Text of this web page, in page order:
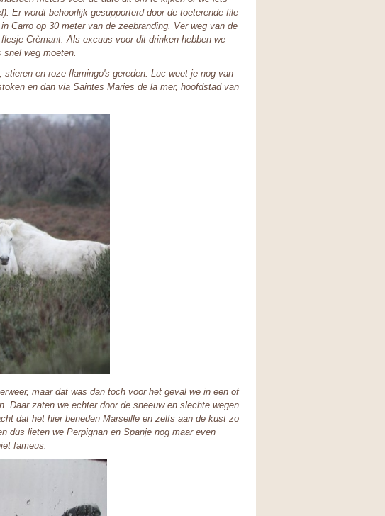
Er wordt behoorlijk gesupporterd door de toeterende file
Carro op 30 meter van de zeebranding. Ver weg van de
Crèmant. Als excuus voor dit drinken hebben we
weg moeten.
en roze flamingo's gereden. Luc weet je nog van
en dan via Saintes Maries de la mer, hoofdstad van
maar dat was dan toch voor het geval we in een of
Daar zaten we echter door de sneeuw en slechte wegen
dat het hier beneden Marseille en zelfs aan de kust zo
dus lieten we Perpignan en Spanje nog maar even
fameus.